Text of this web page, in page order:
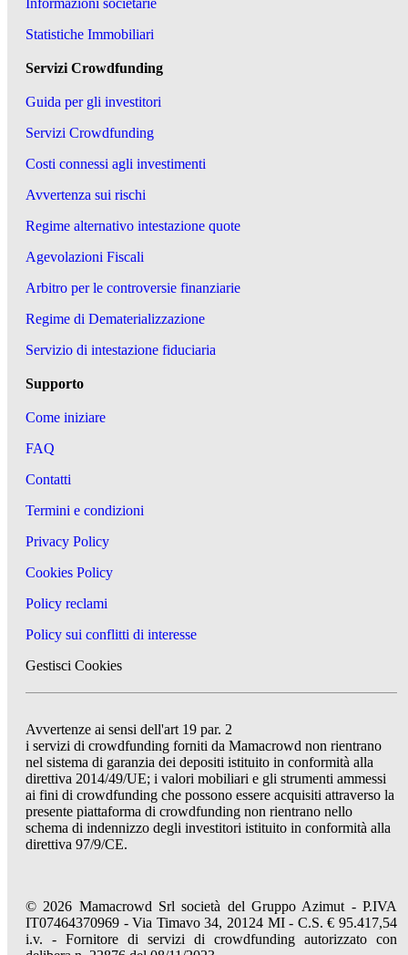
Informazioni societarie
Statistiche Immobiliari
Servizi Crowdfunding
Guida per gli investitori
Servizi Crowdfunding
Costi connessi agli investimenti
Avvertenza sui rischi
Regime alternativo intestazione quote
Agevolazioni Fiscali
Arbitro per le controversie finanziarie
Regime di Dematerializzazione
Servizio di intestazione fiduciaria
Supporto
Come iniziare
FAQ
Contatti
Termini e condizioni
Privacy Policy
Cookies Policy
Policy reclami
Policy sui conflitti di interesse
Gestisci Cookies
Avvertenze ai sensi dell'art 19 par. 2
i servizi di crowdfunding forniti da Mamacrowd non rientrano
nel sistema di garanzia dei depositi istituito in conformità alla
direttiva 2014/49/UE; i valori mobiliari e gli strumenti ammessi
ai fini di crowdfunding che possono essere acquisiti attraverso la
presente piattaforma di crowdfunding non rientrano nello
schema di indennizzo degli investitori istituito in conformità alla
direttiva 97/9/CE.
© 2026 Mamacrowd Srl società del Gruppo Azimut - P.IVA
IT07464370969 - Via Timavo 34, 20124 MI - C.S. € 95.417,54
i.v. - Fornitore di servizi di crowdfunding autorizzato con